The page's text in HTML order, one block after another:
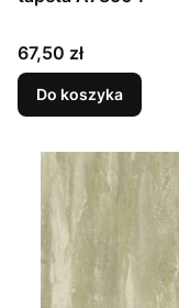
Cena
67,50 zł
Do koszyka